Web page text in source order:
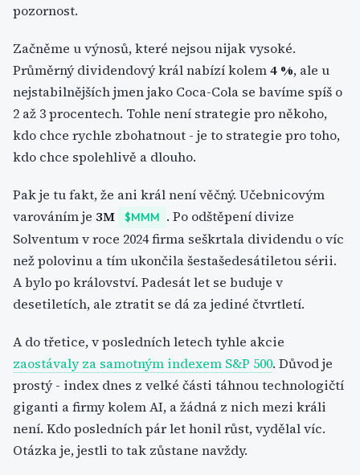
pozornost.
Začněme u výnosů, které nejsou nijak vysoké.
Průměrný dividendový král nabízí kolem4 %, ale u
nejstabilnějších jmen jako Coca-Cola se bavíme spíš o
2 až 3 procentech. Tohle není strategie pro někoho,
kdo chce rychle zbohatnout - je to strategie pro toho,
kdo chce spolehlivě a dlouho.
Pak je tu fakt, že ani král není věčný. Učebnicovým
varováním je 3M $MMM . Po odštěpení divize
Solventum v roce 2024 firma seškrtala dividendu o víc
než polovinu a tím ukončila šestašedesátiletou sérii.
A bylo po království. Padesát let se buduje v
desetiletích, ale ztratit se dá za jediné čtvrtletí.
A do třetice, v posledních letech tyhle akcie
zaostávaly za samotným indexem S&P 500. Důvod je
prostý - index dnes z velké části táhnou technologičtí
giganti a firmy kolem AI, a žádná z nich mezi králi
není. Kdo posledních pár let honil růst, vydělal víc.
Otázka je, jestli to tak zůstane navždy.